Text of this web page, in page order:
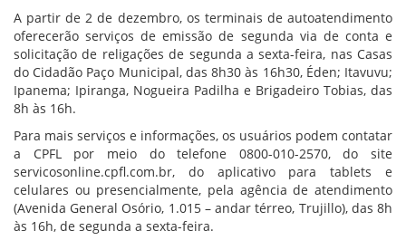
A partir de 2 de dezembro, os terminais de autoatendimento
oferecerão serviços de emissão de segunda via de conta e
solicitação de religações de segunda a sexta-feira, nas Casas
do Cidadão Paço Municipal, das 8h30 às 16h30, Éden; Itavuvu;
Ipanema; Ipiranga, Nogueira Padilha e Brigadeiro Tobias, das
8h às 16h.
Para mais serviços e informações, os usuários podem contatar
a CPFL por meio do telefone 0800-010-2570, do site
servicosonline.cpfl.com.br, do aplicativo para tablets e
celulares ou presencialmente, pela agência de atendimento
(Avenida General Osório, 1.015 – andar térreo, Trujillo), das 8h
às 16h, de segunda a sexta-feira.